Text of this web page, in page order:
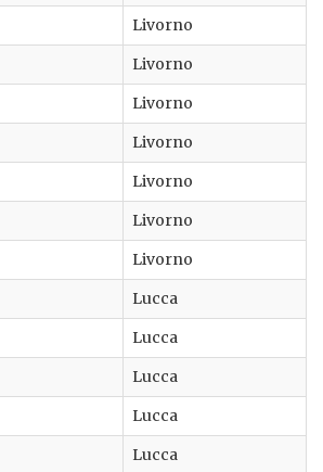
Livorno
Livorno
Livorno
Livorno
Livorno
Livorno
Livorno
Lucca
Lucca
Lucca
Lucca
Lucca